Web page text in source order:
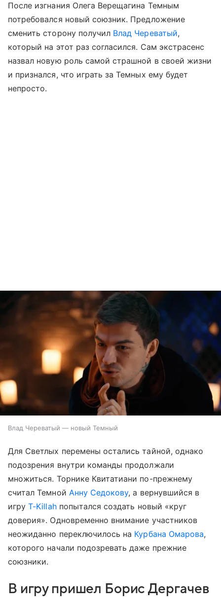
После изгнания Олега Верещагина Темным
потребовался новый союзник. Предложение
сменить сторону получил Влад Череватый,
который на этот раз согласился. Сам экстрасенс
назвал новую роль самой страшной в своей жизни
и признался, что играть за Темных ему будет
непросто.
Влад Череватый — новый Темный
Для Светлых перемены остались тайной, однако
подозрения внутри команды продолжали
множиться. Торнике Квитатиани по-прежнему
считал Темной Анну Седокову, а вернувшийся в
игруT-Killahпопытался создать новый «круг
доверия». Одновременно внимание участников
неожиданно переключилось на Курбана Омарова,
которого начали подозревать даже прежние
союзники.
В игру пришел Борис Дергачев